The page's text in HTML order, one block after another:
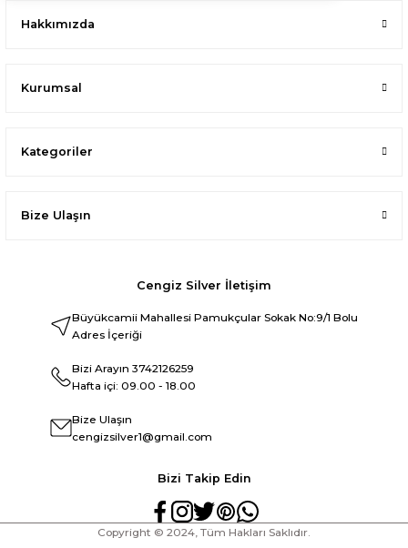
Cengiz Silver İletişim
Büyükcamii Mahallesi Pamukçular Sokak No:9/1 Bolu
Adres İçeriği
Bizi Arayın 3742126259
Hafta içi: 09.00 - 18.00
Bize Ulaşın
cengizsilver1@gmail.com
Hakkımızda
Kurumsal
Kategoriler
Bize Ulaşın
Bizi Takip Edin
Copyright © 2024, Tüm Hakları Saklıdır.